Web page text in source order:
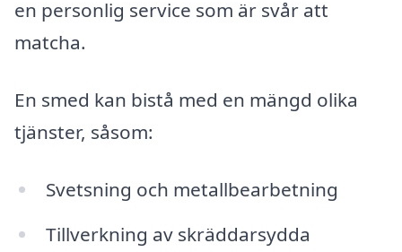
en personlig service som är svår att
matcha.
En smed kan bistå med en mängd olika
tjänster, såsom:
Svetsning och metallbearbetning
Tillverkning av skräddarsydda